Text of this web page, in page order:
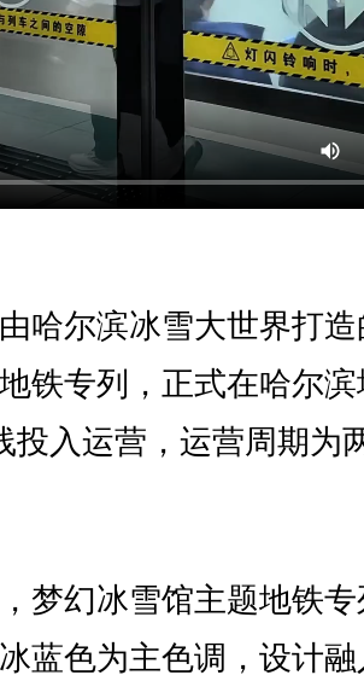
尔滨冰雪大世界打造
铁专列，正式在哈尔
投入运营，运营周期为
幻冰雪馆主题地铁专
蓝色为主色调，设计